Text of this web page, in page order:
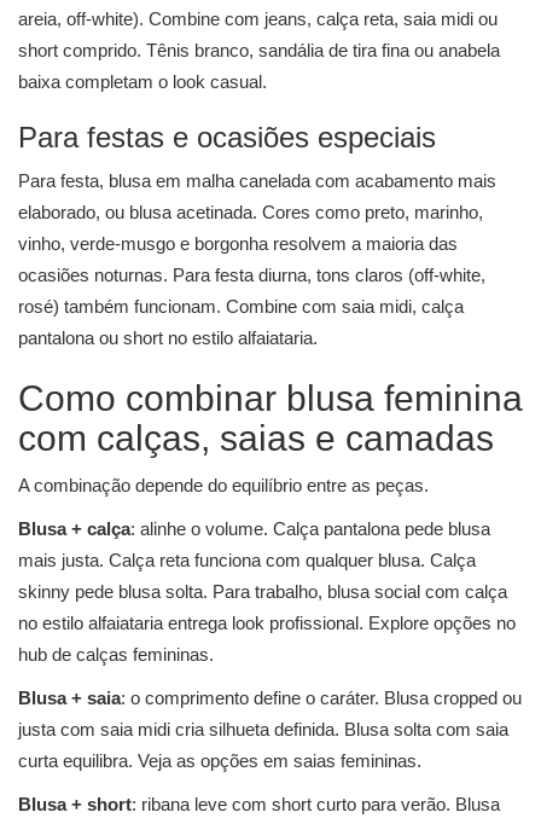
areia, off-white). Combine com jeans, calça reta, saia midi ou
short comprido. Tênis branco, sandália de tira fina ou anabela
baixa completam o look casual.
Para festas e ocasiões especiais
Para festa, blusa em malha canelada com acabamento mais
elaborado, ou blusa acetinada. Cores como preto, marinho,
vinho, verde-musgo e borgonha resolvem a maioria das
ocasiões noturnas. Para festa diurna, tons claros (off-white,
rosé) também funcionam. Combine com saia midi, calça
pantalona ou short no estilo alfaiataria.
Como combinar blusa feminina
com calças, saias e camadas
A combinação depende do equilíbrio entre as peças.
Blusa + calça: alinhe o volume. Calça pantalona pede blusa
mais justa. Calça reta funciona com qualquer blusa. Calça
skinny pede blusa solta. Para trabalho, blusa social com calça
no estilo alfaiataria entrega look profissional. Explore opções no
hub de calças femininas.
Blusa + saia: o comprimento define o caráter. Blusa cropped ou
justa com saia midi cria silhueta definida. Blusa solta com saia
curta equilibra. Veja as opções em saias femininas.
Blusa + short: ribana leve com short curto para verão. Blusa